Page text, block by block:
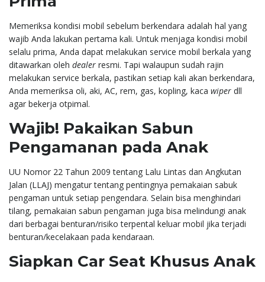
Memeriksa kondisi mobil sebelum berkendara adalah hal yang
wajib Anda lakukan pertama kali. Untuk menjaga kondisi mobil
selalu prima, Anda dapat melakukan service mobil berkala yang
ditawarkan oleh dealer resmi. Tapi walaupun sudah rajin
melakukan service berkala, pastikan setiap kali akan berkendara,
Anda memeriksa oli, aki, AC, rem, gas, kopling, kaca wiper dll
agar bekerja otpimal.
Wajib! Pakaikan Sabun
Pengamanan pada Anak
UU Nomor 22 Tahun 2009 tentang Lalu Lintas dan Angkutan
Jalan (LLAJ) mengatur tentang pentingnya pemakaian sabuk
pengaman untuk setiap pengendara. Selain bisa menghindari
tilang, pemakaian sabun pengaman juga bisa melindungi anak
dari berbagai benturan/risiko terpental keluar mobil jika terjadi
benturan/kecelakaan pada kendaraan.
Siapkan Car Seat Khusus Anak